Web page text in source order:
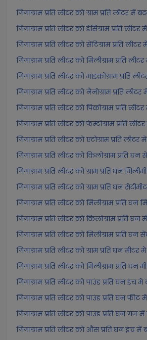
गिगाग्राम प्रति लीटर को ग्राम प्रति लीटर में
गिगाग्राम प्रति लीटर को डेसिग्राम प्रति
गिगाग्राम प्रति लीटर को सेंटिग्राम प्रति
गिगाग्राम प्रति लीटर को मिलीग्राम प्रति
गिगाग्राम प्रति लीटर को माइक्रोग्राम प्रति
गिगाग्राम प्रति लीटर को नैनोग्राम प्रति
गिगाग्राम प्रति लीटर को पिकोग्राम प्रति
गिगाग्राम प्रति लीटर को फेम्टोग्राम प्रति
गिगाग्राम प्रति लीटर को एटोग्राम प्रति
गिगाग्राम प्रति लीटर को किलोग्राम प्रति
गिगाग्राम प्रति लीटर को ग्राम प्रति घन
गिगाग्राम प्रति लीटर को ग्राम प्रति घन
गिगाग्राम प्रति लीटर को मिलीग्राम प्रति घन
गिगाग्राम प्रति लीटर को किलोग्राम प्रति
गिगाग्राम प्रति लीटर को मिलीग्राम प्रति घन
गिगाग्राम प्रति लीटर को ग्राम प्रति घन मीटर
गिगाग्राम प्रति लीटर को मिलीग्राम प्रति घन
गिगाग्राम प्रति लीटर को पाउंड प्रति घन इंच
गिगाग्राम प्रति लीटर को पाउंड प्रति घन
गिगाग्राम प्रति लीटर को पाउंड प्रति घन गज
गिगाग्राम प्रति लीटर को औंस प्रति घन इंच में